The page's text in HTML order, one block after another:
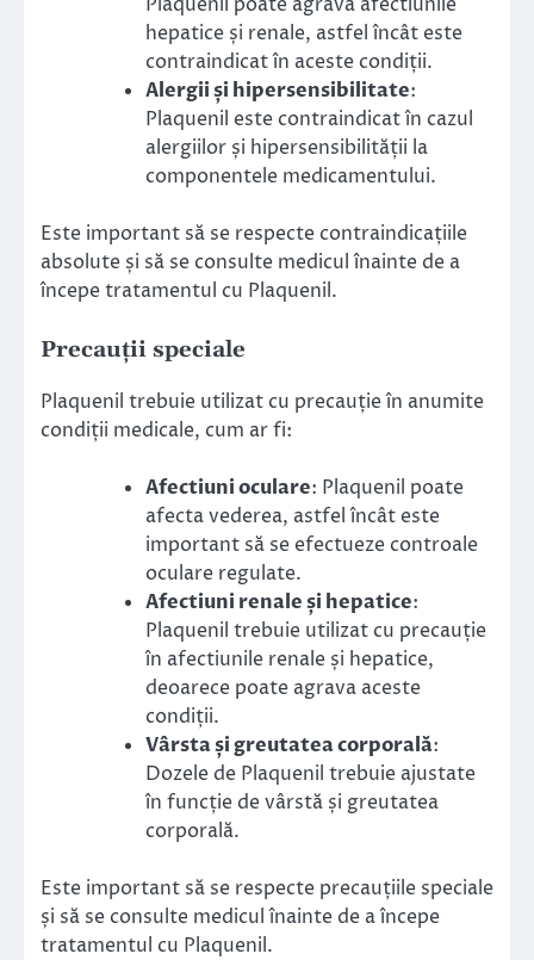
hepatice și renale, astfel încât este
contraindicat în aceste condiții.
Alergii și hipersensibilitate:
Plaquenil este contraindicat în cazul
alergiilor și hipersensibilității la
componentele medicamentului.
Este important să se respecte contraindicațiile
absolute și să se consulte medicul înainte de a
începe tratamentul cu Plaquenil.
Precauții speciale
Plaquenil trebuie utilizat cu precauție în anumite
condiții medicale, cum ar fi:
Afectiuni oculare: Plaquenil poate
afecta vederea, astfel încât este
important să se efectueze controale
oculare regulate.
Afectiuni renale și hepatice:
Plaquenil trebuie utilizat cu precauție
în afectiunile renale și hepatice,
deoarece poate agrava aceste
condiții.
Vârsta și greutatea corporală:
Dozele de Plaquenil trebuie ajustate
în funcție de vârstă și greutatea
corporală.
Este important să se respecte precauțiile speciale
și să se consulte medicul înainte de a începe
tratamentul cu Plaquenil.